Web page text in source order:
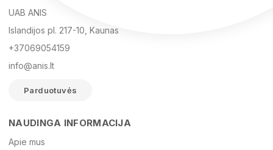
UAB ANIS
Islandijos pl. 217-10, Kaunas
+37069054159
info@anis.lt
Parduotuvės
NAUDINGA INFORMACIJA
Apie mus